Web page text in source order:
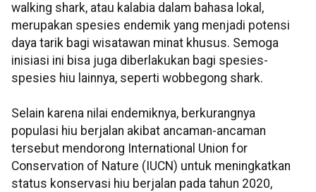
walking shark, atau kalabia dalam bahasa lokal,
merupakan spesies endemik yang menjadi potensi
daya tarik bagi wisatawan minat khusus. Semoga
inisiasi ini bisa juga diberlakukan bagi spesies-
spesies hiu lainnya, seperti wobbegong shark.
Selain karena nilai endemiknya, berkurangnya
populasi hiu berjalan akibat ancaman-ancaman
tersebut mendorong International Union for
Conservation of Nature (IUCN) untuk meningkatkan
status konservasi hiu berjalan pada tahun 2020,